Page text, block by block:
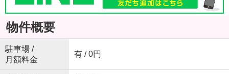
物件概要
駐車場 /
月額料金
有 / 0円